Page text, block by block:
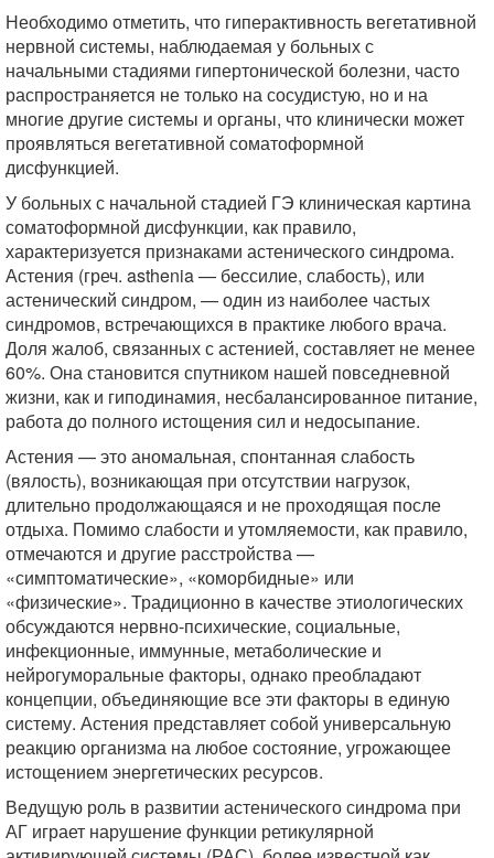
Необходимо отметить, что гиперактивность вегетативной
нервной системы, наблюдаемая у больных с
начальными стадиями гипертонической болезни, часто
распространяется не только на сосудистую, но и на
многие другие системы и органы, что клинически может
проявляться вегетативной соматоформной
дисфункцией.
У больных с начальной стадией ГЭ клиническая картина
соматоформной дисфункции, как правило,
характеризуется признаками астенического синдрома.
Астения (греч. asthenia — бессилие, слабость), или
астенический синдром, — один из наиболее частых
синдромов, встречающихся в практике любого врача.
Доля жалоб, связанных с астенией, составляет не менее
60%. Она становится спутником нашей повседневной
жизни, как и гиподинамия, несбалансированное питание,
работа до полного истощения сил и недосыпание.
Астения — это аномальная, спонтанная слабость
(вялость), возникающая при отсутствии нагрузок,
длительно продолжающаяся и не проходящая после
отдыха. Помимо слабости и утомляемости, как правило,
отмечаются и другие расстройства —
«симптоматические», «коморбидные» или
«физические». Традиционно в качестве этиологических
обсуждаются нервно-психические, социальные,
инфекционные, иммунные, метаболические и
нейрогуморальные факторы, однако преобладают
концепции, объединяющие все эти факторы в единую
систему. Астения представляет собой универсальную
реакцию организма на любое состояние, угрожающее
истощением энергетических ресурсов.
Ведущую роль в развитии астенического синдрома при
АГ играет нарушение функции ретикулярной